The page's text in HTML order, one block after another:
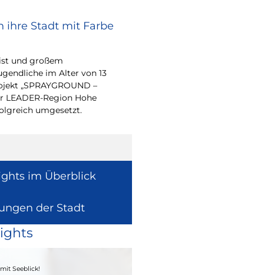
ihre Stadt mit Farbe
und großem
im Alter von 13
„SPRAYGROUND –
Region Hohe
umgesetzt.
im Überblick
der Stadt
Seeblick!